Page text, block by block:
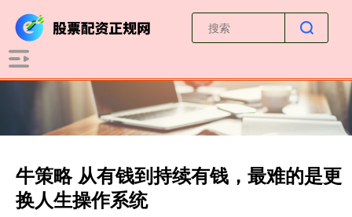
牛策略 从有钱到持续有钱，最难的是更
换人生操作系统